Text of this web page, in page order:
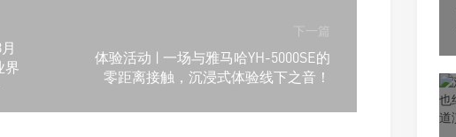
界
下一篇
体验活动 | 一场与雅马哈YH-5000SE的
零距离接触，沉浸式体验线下之音！